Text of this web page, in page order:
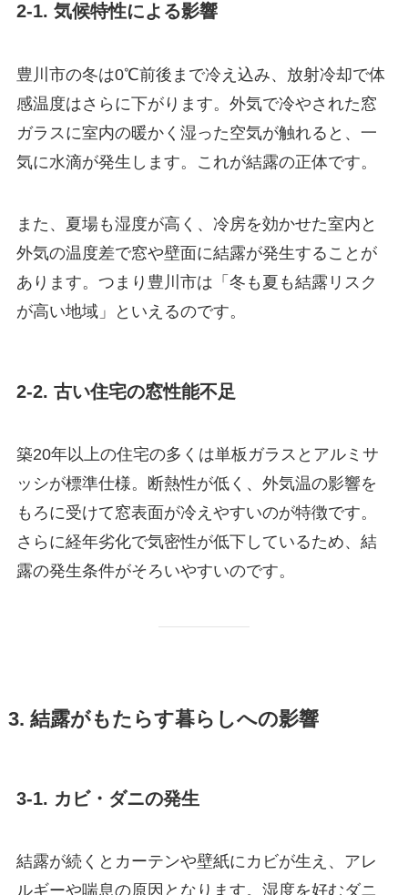
2-1. 気候特性による影響
豊川市の冬は0℃前後まで冷え込み、放射冷却で体
感温度はさらに下がります。外気で冷やされた窓
ガラスに室内の暖かく湿った空気が触れると、一
気に水滴が発生します。これが結露の正体です。
また、夏場も湿度が高く、冷房を効かせた室内と
外気の温度差で窓や壁面に結露が発生することが
あります。つまり豊川市は「冬も夏も結露リスク
が高い地域」といえるのです。
2-2. 古い住宅の窓性能不足
築20年以上の住宅の多くは単板ガラスとアルミサ
ッシが標準仕様。断熱性が低く、外気温の影響を
もろに受けて窓表面が冷えやすいのが特徴です。
さらに経年劣化で気密性が低下しているため、結
露の発生条件がそろいやすいのです。
3. 結露がもたらす暮らしへの影響
3-1. カビ・ダニの発生
結露が続くとカーテンや壁紙にカビが生え、アレ
ルギーや喘息の原因となります。湿度を好むダニ